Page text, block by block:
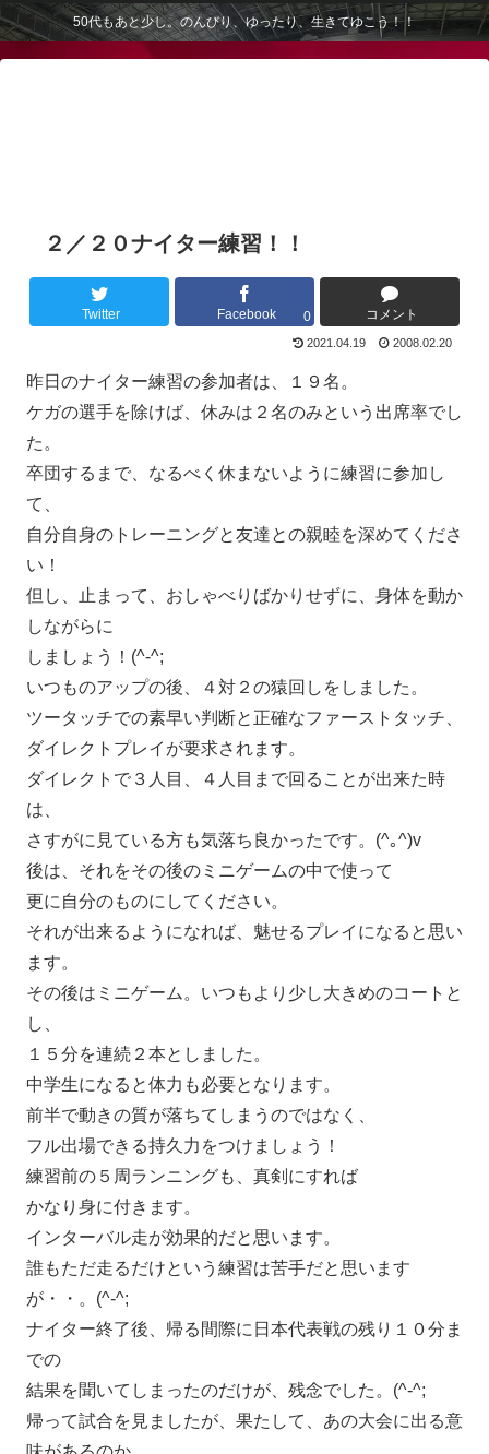
50代もあと少し。のんびり、ゆったり、生きてゆこう！！
２／２０ナイター練習！！
Twitter Facebook 0 コメント
2021.04.19 2008.02.20
昨日のナイター練習の参加者は、１９名。
ケガの選手を除けば、休みは２名のみという出席率でし
た。
卒団するまで、なるべく休まないように練習に参加し
て、
自分自身のトレーニングと友達との親睦を深めてくださ
い！
但し、止まって、おしゃべりばかりせずに、身体を動か
しながらに
しましょう！(^-^;
いつものアップの後、４対２の猿回しをしました。
ツータッチでの素早い判断と正確なファーストタッチ、
ダイレクトプレイが要求されます。
ダイレクトで３人目、４人目まで回ることが出来た時
は、
さすがに見ている方も気落ち良かったです。(^｡^)v
後は、それをその後のミニゲームの中で使って
更に自分のものにしてください。
それが出来るようになれば、魅せるプレイになると思い
ます。
その後はミニゲーム。いつもより少し大きめのコートと
し、
１５分を連続２本としました。
中学生になると体力も必要となります。
前半で動きの質が落ちてしまうのではなく、
フル出場できる持久力をつけましょう！
練習前の５周ランニングも、真剣にすれば
かなり身に付きます。
インターバル走が効果的だと思います。
誰もただ走るだけという練習は苦手だと思います
が・・。(^-^;
ナイター終了後、帰る間際に日本代表戦の残り１０分ま
での
結果を聞いてしまったのだけが、残念でした。(^-^;
帰って試合を見ましたが、果たして、あの大会に出る意